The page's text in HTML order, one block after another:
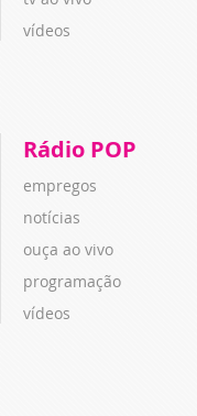
vídeos
Rádio POP
empregos
notícias
ouça ao vivo
programação
vídeos